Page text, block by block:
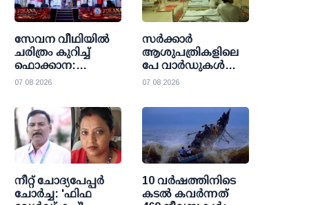
സേവന വീഥിയില്‍
ചരിത്രം കുറിച്ച്
ഫൊക്കാന:
കല്‍ഹാരിയില്‍
പുതിയ പ്രഭാതം
07 08 2026
സര്‍ക്കാര്‍
ആശുപത്രികളിലെ
പേ വാര്‍ഡുകള്‍
ഇനി എല്ലാവര്‍ക്കും;
ഒഴിവാക്കി
07 08 2026
നീറ്റ് ചോദ്യപേപ്പര്‍
ചോര്‍ച്ച: 'ഫിഫ
10 വര്‍ഷത്തിനിടെ
കടല്‍ കവര്‍ന്നത്